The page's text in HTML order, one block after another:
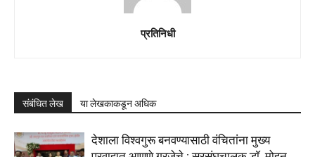
प्रतिनिधी
संबंधित लेख या लेखकाकडून अधिक
देशाला विश्वगुरू बनवण्यासाठी वंचितांना मुख्य